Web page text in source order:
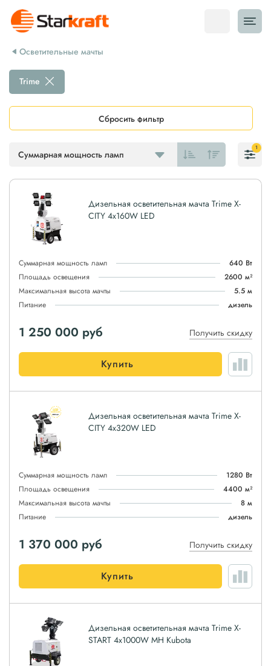
Осветительные мачты
Суммарная мощность ламп
Trime
Сбросить фильтр
1
Дизельная осветительная мачта Trime X-
CITY 4x160W LED
Суммарная мощность ламп
640 Вт
Площадь освещения
2600 м²
Максимальная высота мачты
5.5 м
Питание
дизель
1 250 000 руб Получить скидку
Купить
Дизельная осветительная мачта Trime X-
CITY 4x320W LED
Суммарная мощность ламп
1280 Вт
Площадь освещения
4400 м²
Максимальная высота мачты
8 м
Питание
дизель
1 370 000 руб Получить скидку
Купить
Дизельная осветительная мачта Trime X-
START 4x1000W MH Kubota